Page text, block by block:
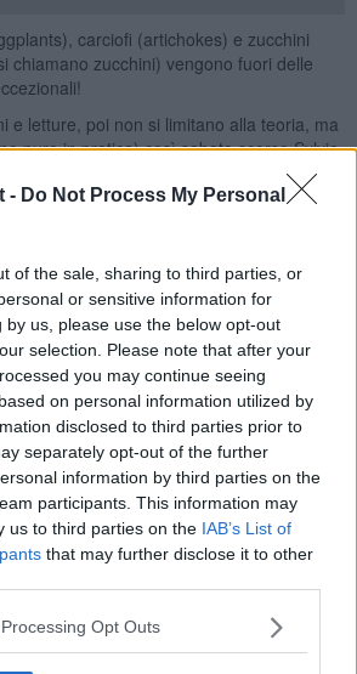
- Do Not Process My Personal
of the sale, sharing to third parties, or
or sensitive information for
by us, please use the below opt-out
selection. Please note that after your
you may continue seeing
on personal information utilized by
disclosed to third parties prior to
separately opt-out of the further
information by third parties on the
participants. This information may
us to third parties on the IAB’s List of
that may further disclose it to other
Opt Outs
carciofi (artichokes) e zucchini
chiamano zucchini) vengono fuori delle
e letture, poi non si limitano alla teoria, ma
pure in pratica) così sabato scorso Sylvia
“zucchini bread” una variante del più
pronti
delle mie lezioni, mettendo per
inglese, ma troverete, quella tradotta in
zucchini-bread/
(3 1/2 cups)
flour
oil